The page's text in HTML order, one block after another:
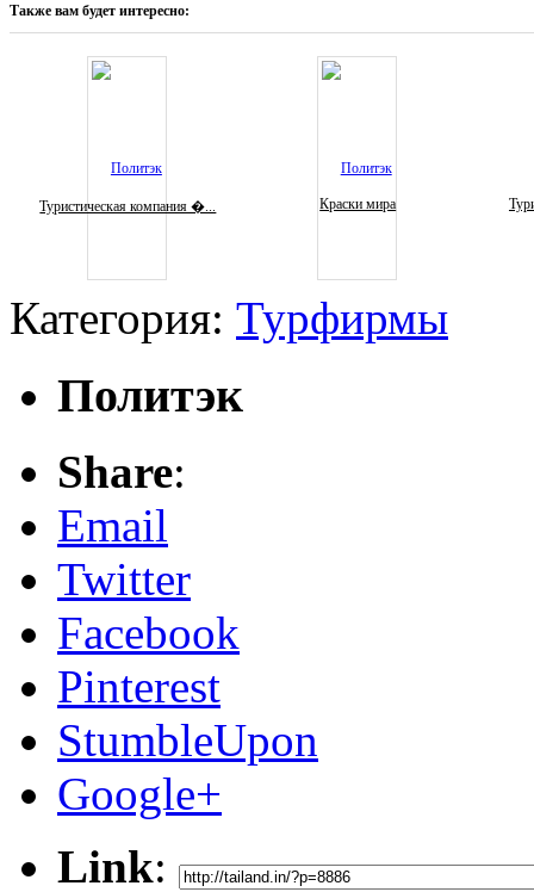
Также вам будет интересно:
Туристическая компания �... Краски мира
Категория: Турфирмы
Политэк
Share:
Email
Twitter
Facebook
Pinterest
StumbleUpon
Google+
Link: